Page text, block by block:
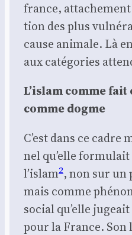
france,
tion des plus
cause ani­male. Là
aux caté­go­ries
L’islam comme
comme dogme
C’est dans ce
nel qu’elle
l’islam2, non sur un
mais comme
social qu’elle
pour la France.